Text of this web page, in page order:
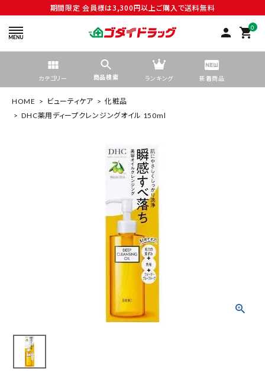
期間限定 会員様は3,300円以上ご購入で送料無料
person 0
shopping_cart
カテゴリー 商品検索 ランキング 新着商品
search
絞り込んで検索する
会員登録
HOME ビューティケア
化粧品
DHC薬用ディープクレンジングオイル 150ml